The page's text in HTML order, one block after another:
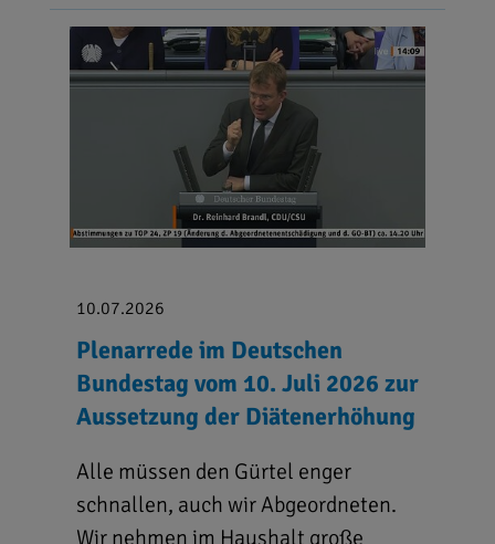
10.07.2026
Plenarrede im Deutschen
Bundestag vom 10. Juli 2026 zur
Aussetzung der Diätenerhöhung
Alle müssen den Gürtel enger
schnallen, auch wir Abgeordneten.
Wir nehmen im Haushalt große